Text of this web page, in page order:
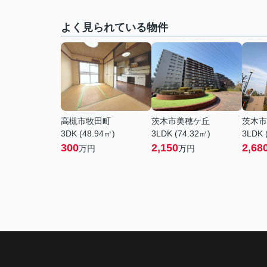
よく見られている物件
高槻市牧田町
3DK (48.94㎡)
300万円
茨木市美穂ケ丘
3LDK (74.32㎡)
2,150万円
茨木
3LDK